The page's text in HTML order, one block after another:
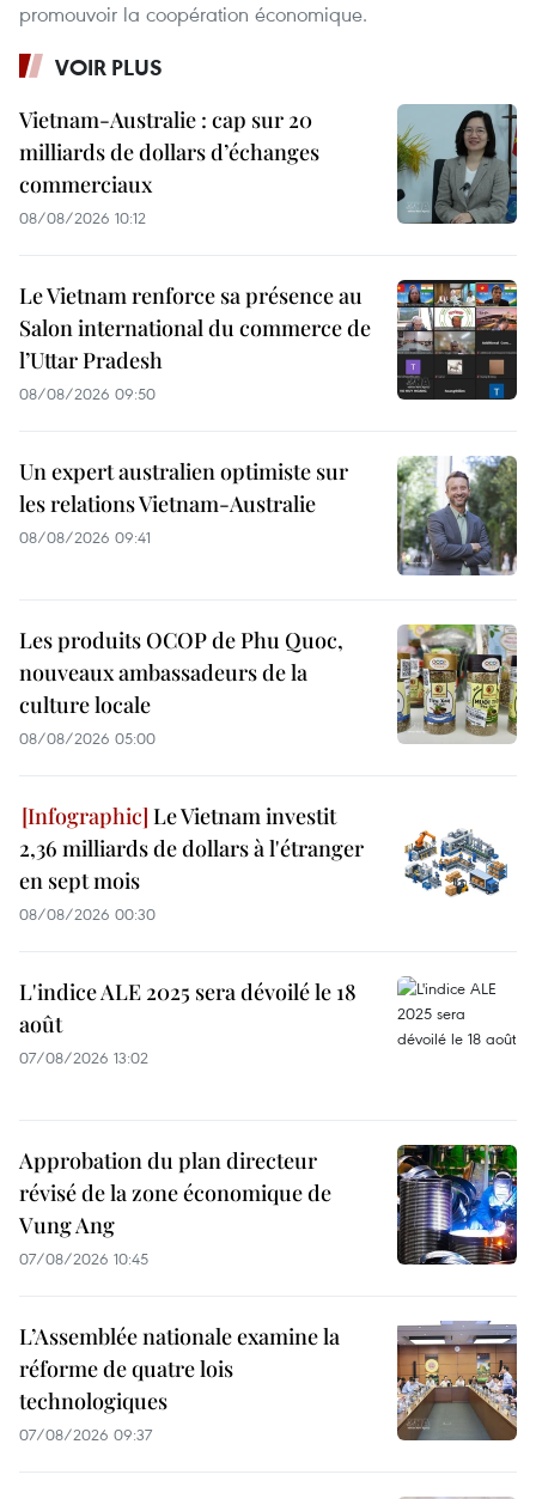
promouvoir la coopération économique.
VOIR PLUS
Vietnam-Australie : cap sur 20
milliards de dollars d’échanges
commerciaux
08/08/2026 10:12
Le Vietnam renforce sa présence au
Salon international du commerce de
l’Uttar Pradesh
08/08/2026 09:50
Un expert australien optimiste sur
les relations Vietnam-Australie
08/08/2026 09:41
Les produits OCOP de Phu Quoc,
nouveaux ambassadeurs de la
culture locale
08/08/2026 05:00
Le Vietnam investit
2,36 milliards de dollars à l'étranger
en sept mois
08/08/2026 00:30
L'indice ALE 2025 sera dévoilé le 18
août
07/08/2026 13:02
Approbation du plan directeur
révisé de la zone économique de
Vung Ang
07/08/2026 10:45
L’Assemblée nationale examine la
réforme de quatre lois
technologiques
07/08/2026 09:37